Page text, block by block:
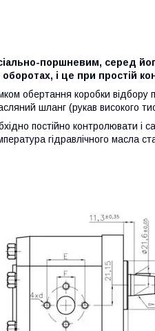
поршневим, серед
і це при простій
обертання коробки відбору
шланг (рукав високого
постійно контролювати і
гідравлічного масла